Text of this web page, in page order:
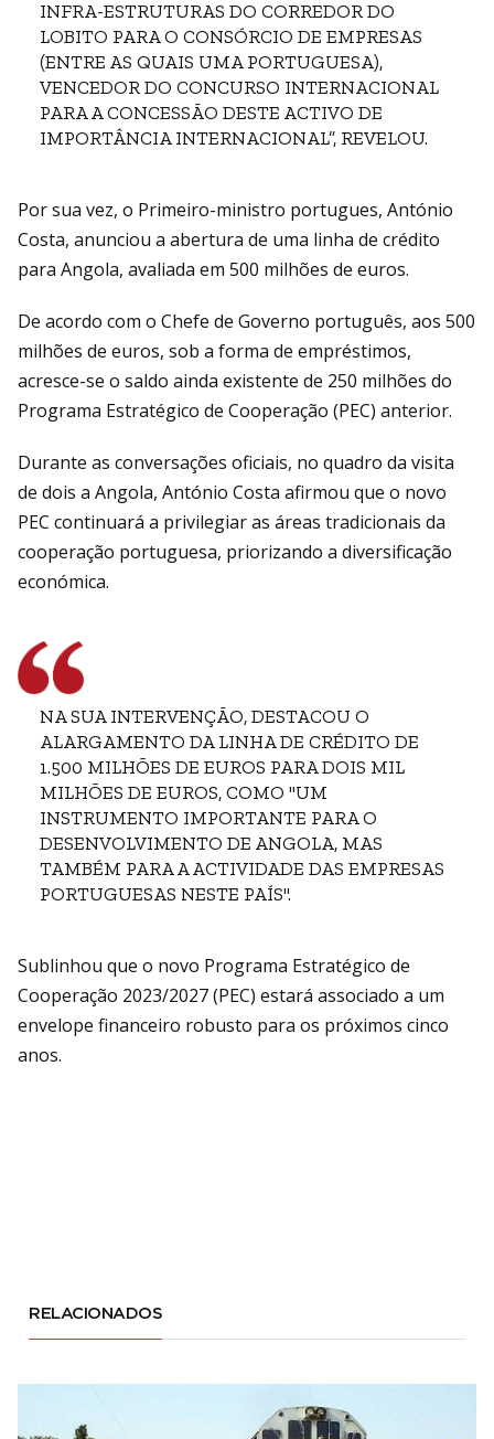
INFRA-ESTRUTURAS DO CORREDOR DO
LOBITO PARA O CONSÓRCIO DE EMPRESAS
(ENTRE AS QUAIS UMA PORTUGUESA),
VENCEDOR DO CONCURSO INTERNACIONAL
PARA A CONCESSÃO DESTE ACTIVO DE
IMPORTÂNCIA INTERNACIONAL”, REVELOU.
Por sua vez, o Primeiro-ministro portugues, António
Costa, anunciou a abertura de uma linha de crédito
para Angola, avaliada em 500 milhões de euros.
De acordo com o Chefe de Governo português, aos 500
milhões de euros, sob a forma de empréstimos,
acresce-se o saldo ainda existente de 250 milhões do
Programa Estratégico de Cooperação (PEC) anterior.
Durante as conversações oficiais, no quadro da visita
de dois a Angola, António Costa afirmou que o novo
PEC continuará a privilegiar as áreas tradicionais da
cooperação portuguesa, priorizando a diversificação
económica.
NA SUA INTERVENÇÃO, DESTACOU O
ALARGAMENTO DA LINHA DE CRÉDITO DE
1.500 MILHÕES DE EUROS PARA DOIS MIL
MILHÕES DE EUROS, COMO "UM
INSTRUMENTO IMPORTANTE PARA O
DESENVOLVIMENTO DE ANGOLA, MAS
TAMBÉM PARA A ACTIVIDADE DAS EMPRESAS
PORTUGUESAS NESTE PAÍS".
Sublinhou que o novo Programa Estratégico de
Cooperação 2023/2027 (PEC) estará associado a um
envelope financeiro robusto para os próximos cinco
anos.
RELACIONADOS